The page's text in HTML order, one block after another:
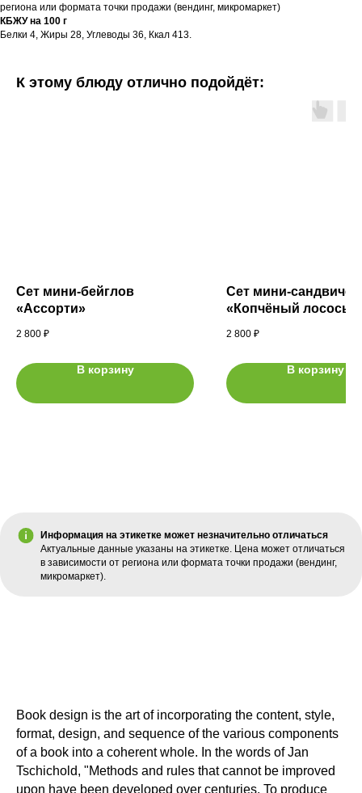
региона или формата точки продажи (вендинг, микромаркет)
КБЖУ на 100 г
Белки 4, Жиры 28, Углеводы 36, Ккал 413.
К этому блюду отлично подойдёт:
Сет мини-бейглов
«Ассорти»
2 800 ₽
В корзину
Сет мини-сандвичей
«Копчёный лосось»
2 800 ₽
В корзину
Информация на этикетке может незначительно отличаться
Актуальные данные указаны на этикетке. Цена может отличаться
в зависимости от региона или формата точки продажи (вендинг,
микромаркет).
Book design is the art of incorporating the content, style,
format, design, and sequence of the various components
of a book into a coherent whole. In the words of Jan
Tschichold, "Methods and rules that cannot be improved
upon have been developed over centuries. To produce